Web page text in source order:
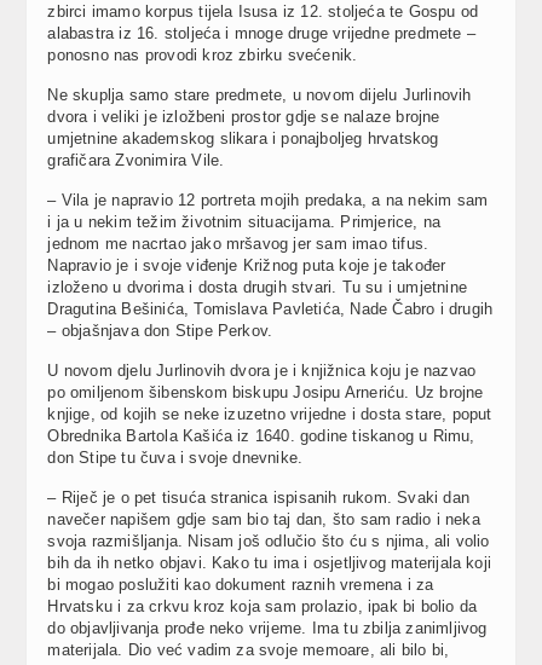
zbirci imamo korpus tijela Isusa iz 12. stoljeća te Gospu od
alabastra iz 16. stoljeća i mnoge druge vrijedne predmete –
ponosno nas provodi kroz zbirku svećenik.
Ne skuplja samo stare predmete, u novom dijelu Jurlinovih
dvora i veliki je izložbeni prostor gdje se nalaze brojne
umjetnine akademskog slikara i ponajboljeg hrvatskog
grafičara Zvonimira Vile.
– Vila je napravio 12 portreta mojih predaka, a na nekim sam
i ja u nekim težim životnim situacijama. Primjerice, na
jednom me nacrtao jako mršavog jer sam imao tifus.
Napravio je i svoje viđenje Križnog puta koje je također
izloženo u dvorima i dosta drugih stvari. Tu su i umjetnine
Dragutina Bešinića, Tomislava Pavletića, Nade Čabro i drugih
– objašnjava don Stipe Perkov.
U novom djelu Jurlinovih dvora je i knjižnica koju je nazvao
po omiljenom šibenskom biskupu Josipu Arneriću. Uz brojne
knjige, od kojih se neke izuzetno vrijedne i dosta stare, poput
Obrednika Bartola Kašića iz 1640. godine tiskanog u Rimu,
don Stipe tu čuva i svoje dnevnike.
– Riječ je o pet tisuća stranica ispisanih rukom. Svaki dan
navečer napišem gdje sam bio taj dan, što sam radio i neka
svoja razmišljanja. Nisam još odlučio što ću s njima, ali volio
bih da ih netko objavi. Kako tu ima i osjetljivog materijala koji
bi mogao poslužiti kao dokument raznih vremena i za
Hrvatsku i za crkvu kroz koja sam prolazio, ipak bi bolio da
do objavljivanja prođe neko vrijeme. Ima tu zbilja zanimljivog
materijala. Dio već vadim za svoje memoare, ali bilo bi,